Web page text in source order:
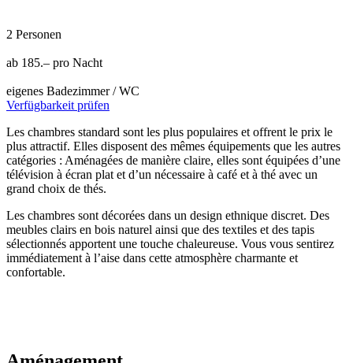
2 Personen
ab 185.– pro Nacht
eigenes Badezimmer / WC
Verfügbarkeit prüfen
Les chambres standard sont les plus populaires et offrent le prix le
plus attractif. Elles disposent des mêmes équipements que les autres
catégories : Aménagées de manière claire, elles sont équipées d’une
télévision à écran plat et d’un nécessaire à café et à thé avec un
grand choix de thés.
Les chambres sont décorées dans un design ethnique discret. Des
meubles clairs en bois naturel ainsi que des textiles et des tapis
sélectionnés apportent une touche chaleureuse. Vous vous sentirez
immédiatement à l’aise dans cette atmosphère charmante et
confortable.